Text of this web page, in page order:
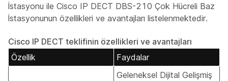
İstasyonu ile Cisco IP DECT DBS-210 Çok Hücreli Baz
İstasyonunun özellikleri ve avantajları listelenmektedir.
Cisco IP DECT teklifinin özellikleri ve avantajları
Özellik
Faydalar
Geleneksel Dijital Gelişmiş